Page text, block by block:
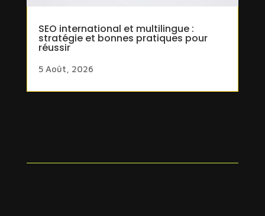
SEO international et multilingue :
stratégie et bonnes pratiques pour
réussir
5 Août, 2026